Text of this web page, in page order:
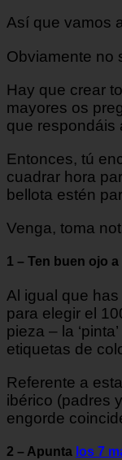
Así que vamos
Obviamente no
Hay que crear
mayores os
que respondáis
Entonces, tú
cuadrar hora
bellota estén
Venga, toma
1 – Ten buen ojo
Al igual que
para elegir el
pieza – la
etiquetas de
Referente a
ibérico (padres
engorde
2 – Apunta los 7